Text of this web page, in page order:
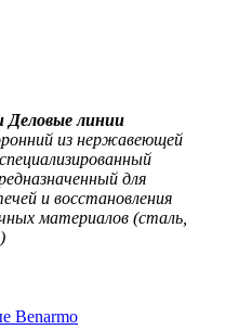
Деловые линии
из нержавеющей
для
и восстановления
материалов (сталь,
Benarmo